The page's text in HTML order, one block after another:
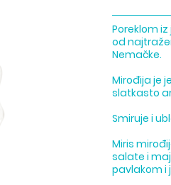
Poreklom
od
Nemačke.
Mirođija je
slatkasto
Smiruje i
Miris
salate i
pavlakom i